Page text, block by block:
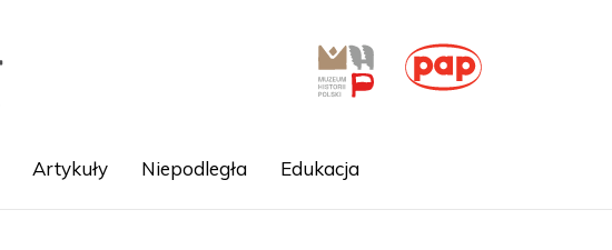
Artykuły Niepodległa Edukacja